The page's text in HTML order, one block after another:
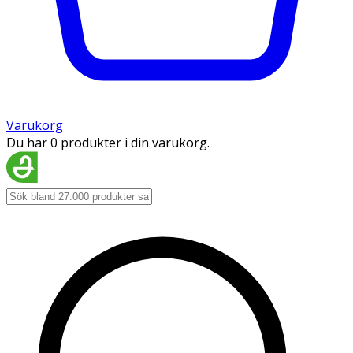
Varukorg
Du har 0 produkter i din varukorg.